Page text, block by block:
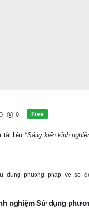
0 Free
tài liệu "Sáng kiến kinh
nghiệm Sử dụng